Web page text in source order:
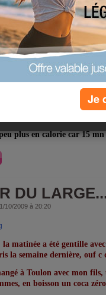
de vent et de fraîcheur,
fin de journée c quand
engourdie encor une
pas que je refasse la même
vite fait puisque nous
à la maison, je
je n'ai pas pris le même
histoire de faire durer un
plus en calorie car 15
DU
10/2009 à 20:20
matinée a été gentille
la semaine dernière, ouf c
à Toulon avec mon fils,
en boisson un coca
Je